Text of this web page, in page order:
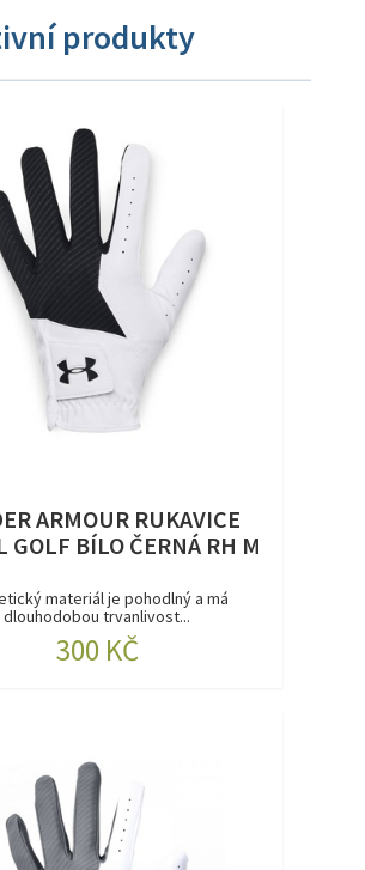
produkty
ARMOUR RUKAVICE
GOLF BÍLO ČERNÁ RH M
materiál je pohodlný a má
dlouhodobou trvanlivost...
300 KČ